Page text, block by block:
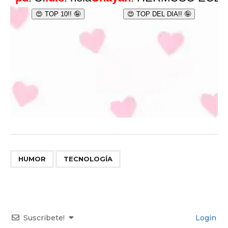
HUMOR TECNOLOGÍA
Suscribete! Login